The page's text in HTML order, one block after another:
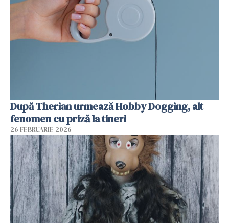
După Therian urmează Hobby Dogging, alt
fenomen cu priză la tineri
26 FEBRUARIE 2026